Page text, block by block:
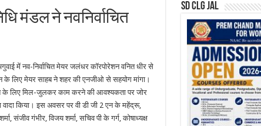
मंडल ने नवनिर्वाचित
में नव-निर्वाचित मेयर जलंधर कॉरपोरेशन वनित धीर से
के लिए मेयर साहब ने शहर की एनजीओ से सहयोग मांगा।
के लिए मिल-जुलकर काम करने की आवश्यकता पर जोर
किया। इस अवसर पर वी डी जी 2 एन के महेंद्रू,
संजीव गंभीर, विजय शर्मा, सचिव पी के गर्ग, कोषाध्यक्ष
SD CLG JAL